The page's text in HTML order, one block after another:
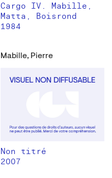
Cargo IV. Mabille,
Matta, Boisrond
1984
Mabille, Pierre
Non titré
2007